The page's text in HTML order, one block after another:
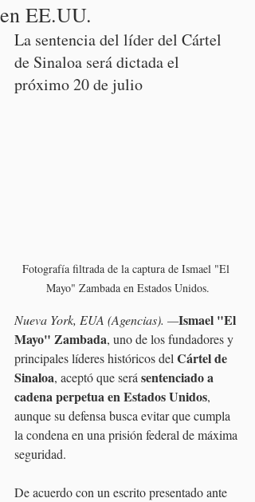
en EE.UU.
La sentencia del líder del Cártel
de Sinaloa será dictada el
próximo 20 de julio
Fotografía filtrada de la captura de Ismael "El
Mayo" Zambada en Estados Unidos.
Nueva York, EUA (Agencias). —Ismael "El
Mayo" Zambada, uno de los fundadores y
principales líderes históricos del Cártel de
Sinaloa, aceptó que será sentenciado a
cadena perpetua en Estados Unidos,
aunque su defensa busca evitar que cumpla
la condena en una prisión federal de máxima
seguridad.
De acuerdo con un escrito presentado ante